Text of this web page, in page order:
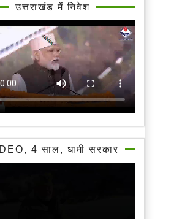
उत्तराखंड में निवेश
4 साल, धामी सरकार